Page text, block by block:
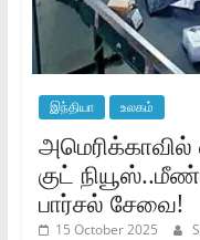
இந்தியா உலகம்
அமெரிக்காவில்
குட்
பார்சல் சேவை!
15 October 2025